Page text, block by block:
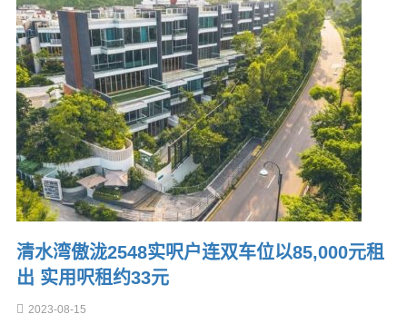
清水湾傲泷2548实呎户连双车位以85,000元租
出 实用呎租约33元
2023-08-15